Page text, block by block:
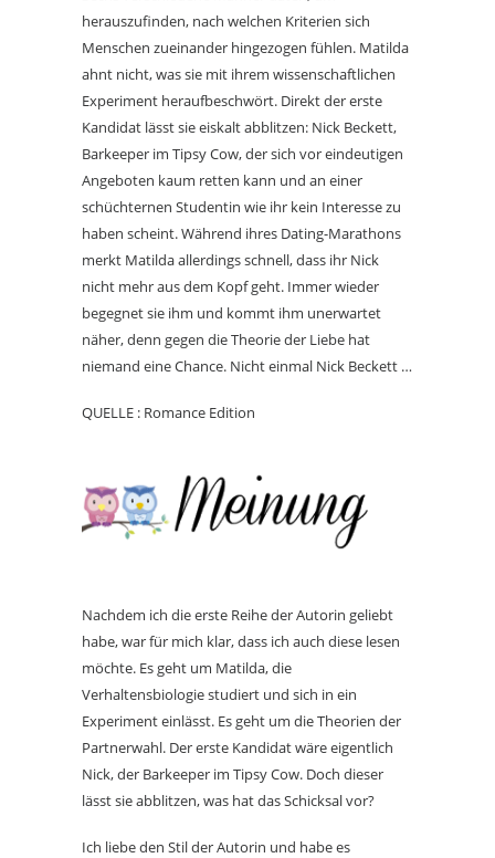
herauszufinden, nach welchen Kriterien sich
Menschen zueinander hingezogen fühlen. Matilda
ahnt nicht, was sie mit ihrem wissenschaftlichen
Experiment heraufbeschwört. Direkt der erste
Kandidat lässt sie eiskalt abblitzen: Nick Beckett,
Barkeeper im Tipsy Cow, der sich vor eindeutigen
Angeboten kaum retten kann und an einer
schüchternen Studentin wie ihr kein Interesse zu
haben scheint. Während ihres Dating-Marathons
merkt Matilda allerdings schnell, dass ihr Nick
nicht mehr aus dem Kopf geht. Immer wieder
begegnet sie ihm und kommt ihm unerwartet
näher, denn gegen die Theorie der Liebe hat
niemand eine Chance. Nicht einmal Nick Beckett …
QUELLE : Romance Edition
Nachdem ich die erste Reihe der Autorin geliebt
habe, war für mich klar, dass ich auch diese lesen
möchte. Es geht um Matilda, die
Verhaltensbiologie studiert und sich in ein
Experiment einlässt. Es geht um die Theorien der
Partnerwahl. Der erste Kandidat wäre eigentlich
Nick, der Barkeeper im Tipsy Cow. Doch dieser
lässt sie abblitzen, was hat das Schicksal vor?
Ich liebe den Stil der Autorin und habe es